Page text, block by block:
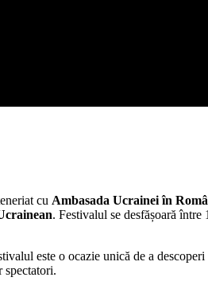
cu Ambasada Ucrainei în
. Festivalul se desfășoară
este o ocazie unică de a
spectatori.